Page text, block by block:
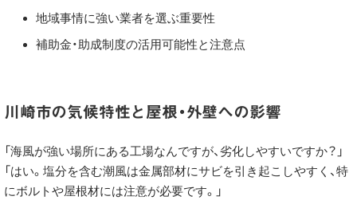
地域事情に強い業者を選ぶ重要性
補助金・助成制度の活用可能性と注意点
川崎市の気候特性と屋根・外壁への影響
「海風が強い場所にある工場なんですが、劣化しやすいですか？」
「はい。塩分を含む潮風は金属部材にサビを引き起こしやすく、特
にボルトや屋根材には注意が必要です。」